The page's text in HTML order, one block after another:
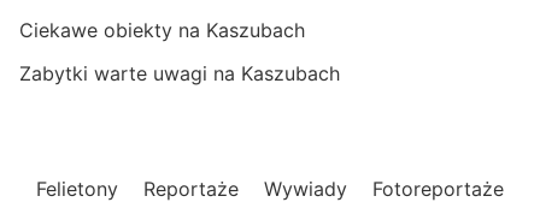
Ciekawe obiekty na Kaszubach
Zabytki warte uwagi na Kaszubach
Felietony Reportaże Wywiady
Fotoreportaże